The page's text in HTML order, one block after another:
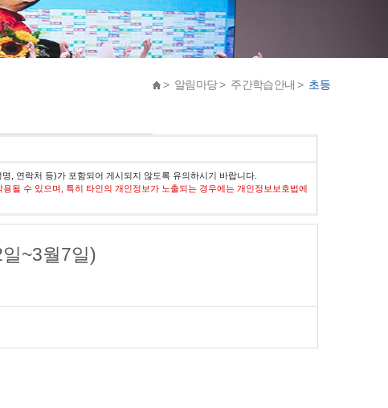
> 알림마당 > 주간학습안내 > 초등
, 연락처 등)가 포함되어 게시되지 않도록 유의하시기 바랍니다.
될 수 있으며, 특히 타인의 개인정보가 노출되는 경우에는 개인정보보호법에
~3월7일)